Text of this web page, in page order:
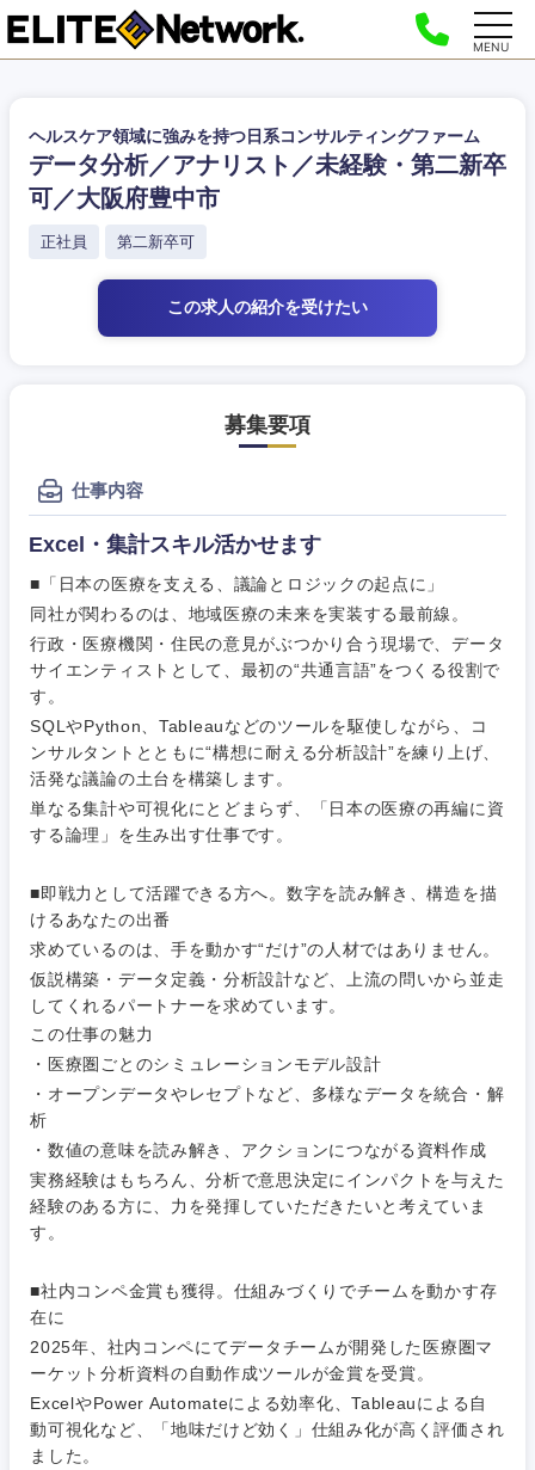
MENU
ヘルスケア領域に強みを持つ日系コンサルティングファーム
データ分析／アナリスト／未経験・第二新卒
可／大阪府豊中市
正社員 第二新卒可
この求人の紹介を受けたい
募集要項
仕事内容
Excel・集計スキル活かせます
■「日本の医療を支える、議論とロジックの起点に」
同社が関わるのは、地域医療の未来を実装する最前線。
行政・医療機関・住民の意見がぶつかり合う現場で、データ
サイエンティストとして、最初の“共通言語”をつくる役割で
す。
SQLやPython、Tableauなどのツールを駆使しながら、コ
ンサルタントとともに“構想に耐える分析設計”を練り上げ、
活発な議論の土台を構築します。
単なる集計や可視化にとどまらず、「日本の医療の再編に資
する論理」を生み出す仕事です。
■即戦力として活躍できる方へ。数字を読み解き、構造を描
けるあなたの出番
求めているのは、手を動かす“だけ”の人材ではありません。
仮説構築・データ定義・分析設計など、上流の問いから並走
してくれるパートナーを求めています。
この仕事の魅力
・医療圏ごとのシミュレーションモデル設計
・オープンデータやレセプトなど、多様なデータを統合・解
析
・数値の意味を読み解き、アクションにつながる資料作成
実務経験はもちろん、分析で意思決定にインパクトを与えた
経験のある方に、力を発揮していただきたいと考えていま
す。
■社内コンペ金賞も獲得。仕組みづくりでチームを動かす存
在に
2025年、社内コンペにてデータチームが開発した医療圏マ
ーケット分析資料の自動作成ツールが金賞を受賞。
ExcelやPower Automateによる効率化、Tableauによる自
動可視化など、「地味だけど効く」仕組み化が高く評価され
ました。
経営企
画・事業
企画
ド
管理
SCM
人事
ィング
営業
クリエイ
ティブ
コンサル
タント
すべての経営企画・事業企
画
事業管理
新規事業企画・立上げ
M&A・事業投資
政策渉外
経営企画・事業企画
経営ボード
管理
SCM
人事
マーケティング
サービス
コンサルタント
専門職
技術職（IT）、Webサービス・制作、ゲーム
商社・卸
エネルギー・資源・環境
自動車・機械・船舶
電気・電子・半導体
素材・化学・金属
メディカル・ヘルスケア・ライフサイエンス
建設・不動産
倉庫・運輸・物流
北海道・東北地方
北海道
秋田県 岩手県
山形県
福島県
希望年収
推奨年齢
フリーワード
こだわり条件を入力ください
急募 第二新卒
上場企業
業
外資系企業 英語を活かす
転勤なし 海外勤務あり